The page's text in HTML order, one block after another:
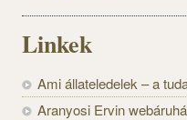
Linkek
Ami állateledelek – a
Aranyosi Ervin